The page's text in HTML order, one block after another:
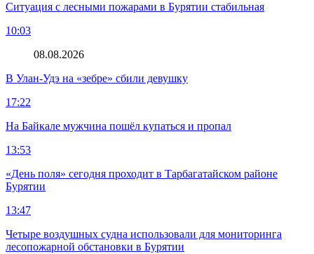
Ситуация с лесными пожарами в Бурятии стабильная
10:03
08.08.2026
В Улан-Удэ на «зебре» сбили девушку
17:22
На Байкале мужчина пошёл купаться и пропал
13:53
«День поля» сегодня проходит в Тарбагатайском районе
Бурятии
13:47
Четыре воздушных судна использовали для мониторинга
лесопожарной обстановки в Бурятии